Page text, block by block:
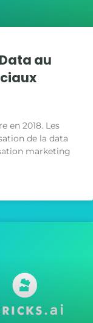
au
en 2018. Les
de la data
marketing